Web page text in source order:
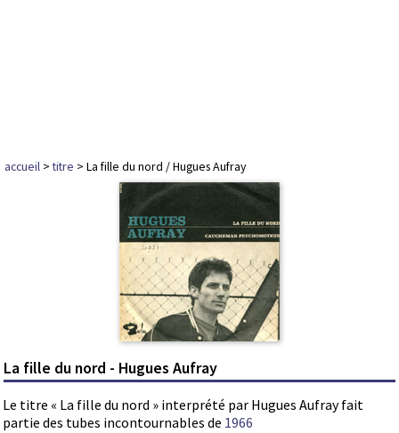
accueil >titre > La fille du nord / Hugues Aufray
La fille du nord - Hugues Aufray
Le titre « La fille du nord » interprété par Hugues Aufray fait
partie des tubes incontournables de 1966